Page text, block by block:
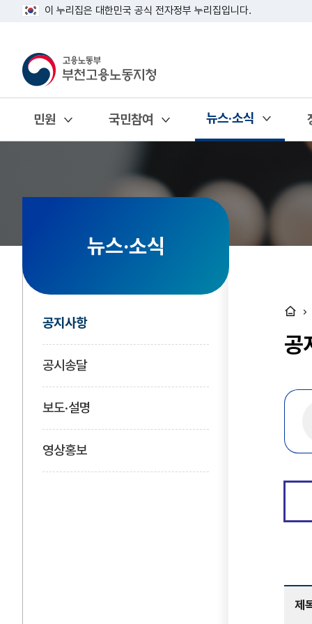
이 누리집은 대한민국 공식 전자정부 누리집입니다.
민원
열기
국민참여
열기
뉴스·소식
열기
뉴스·소식
공지사항
공시송달
보도·설명
영상홍보
공
제